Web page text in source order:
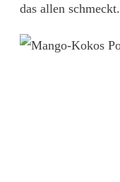
das allen schmeckt.